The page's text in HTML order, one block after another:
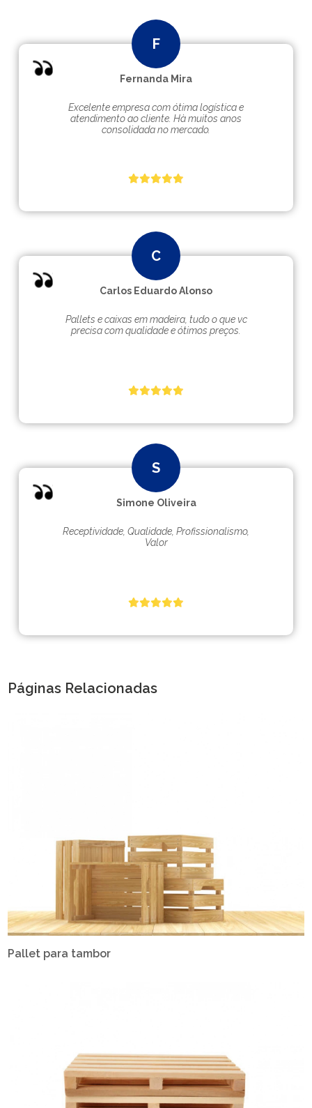
Fernanda Mira
Excelente empresa com ótima logística e
atendimento ao cliente. Hà muitos anos
consolidada no mercado.
Carlos Eduardo Alonso
Pallets e caixas em madeira, tudo o que vc
precisa com qualidade e ótimos preços.
Simone Oliveira
Receptividade, Qualidade, Profissionalismo,
Valor
Páginas Relacionadas
Pallet para tambor